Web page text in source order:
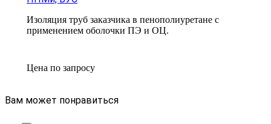
Изоляция труб заказчика в пенополиуретане с
применением оболочки ПЭ и ОЦ.
Цена по запросу
Вам может понравиться